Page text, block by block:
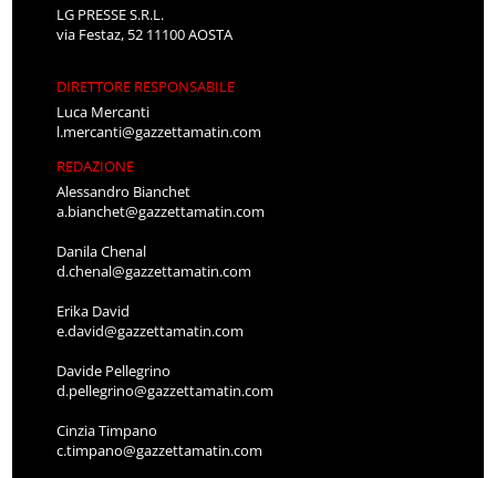
LG PRESSE S.R.L.
via Festaz, 52 11100 AOSTA
DIRETTORE RESPONSABILE
Luca Mercanti
l.mercanti@gazzettamatin.com
REDAZIONE
Alessandro Bianchet
a.bianchet@gazzettamatin.com
Danila Chenal
d.chenal@gazzettamatin.com
Erika David
e.david@gazzettamatin.com
Davide Pellegrino
d.pellegrino@gazzettamatin.com
Cinzia Timpano
c.timpano@gazzettamatin.com